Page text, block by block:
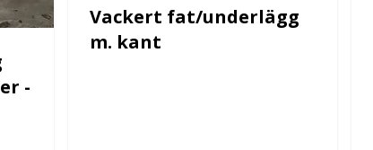
-
Vackert fat/underlägg
m. kant